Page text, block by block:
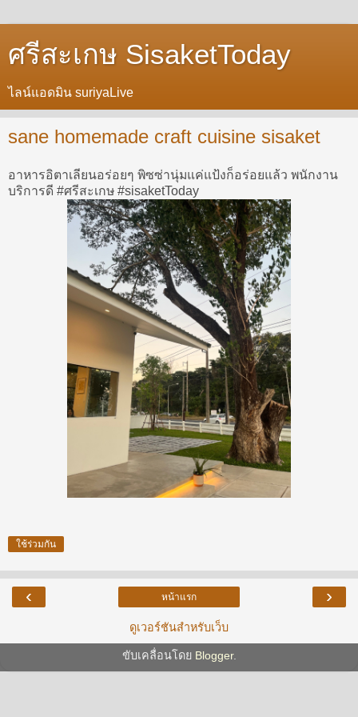
ศรีสะเกษ SisaketToday
ไลน์แอดมิน suriyaLive
sane homemade craft cuisine sisaket
อาหารอิตาเลียนอร่อยๆ พิซซ่านุ่มแค่แป้งก็อร่อยแล้ว พนักงาน
บริการดี #ศรีสะเกษ #sisaketToday
ใช้ร่วมกัน
‹ ›
หน้าแรก
ดูเวอร์ชันสำหรับเว็บ
ขับเคลื่อนโดย Blogger.